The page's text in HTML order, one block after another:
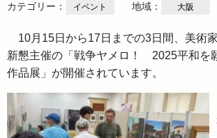
カテゴリー： イベント 地域： 大阪
10月15日から17日までの3日間、美術
新懇主催の「戦争ヤメロ！ 2025平和を
作品展」が開催されています。